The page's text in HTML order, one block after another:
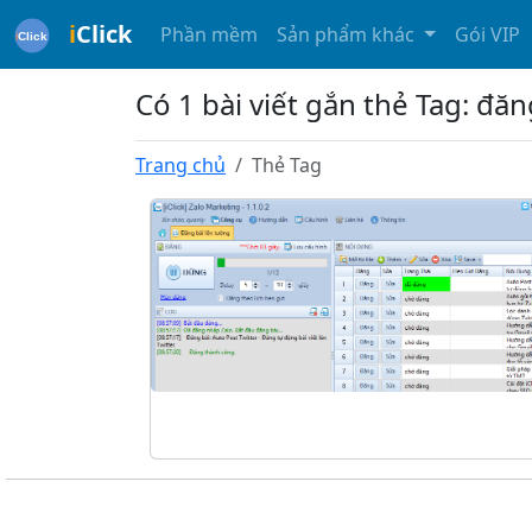
iClick Phần mềm Sản phẩm khác Gói VIP
Có 1 bài viết gắn thẻ Tag:
Trang chủ Thẻ Tag